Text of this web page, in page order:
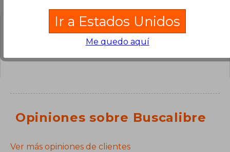
¿Tienes una pregunta sobre el libro?
Opiniones sobre Buscalibre
Ver más opiniones de clientes
Ir a Estados Unidos
Me quedo aquí